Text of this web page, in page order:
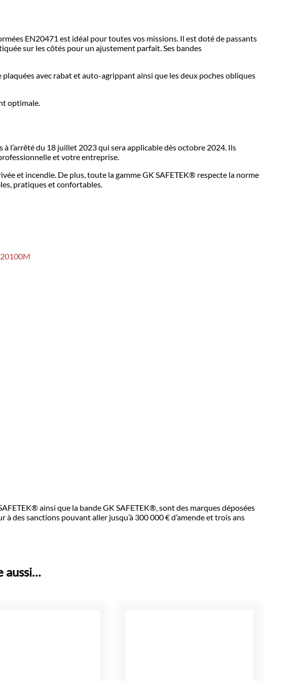
EN20471 est idéal pour toutes vos missions. Il est doté de passants
sur les côtés pour un ajustement parfait. Ses bandes
avec rabat et auto-agrippant ainsi que les deux poches obliques
optimale.
l’arrêté du 18 juillet 2023 qui sera applicable dès octobre 2024. Ils
et votre entreprise.
et incendie. De plus, toute la gamme GK SAFETEK®️ respecte la norme
pratiques et confortables.
20100M
ainsi que la bande GK SAFETEK®️, sont des marques déposées
des sanctions pouvant aller jusqu’à 300 000 € d’amende et trois ans
aussi…